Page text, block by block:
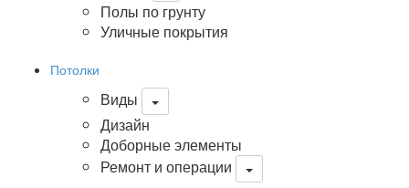
Полы по грунту
Уличные покрытия
Потолки
Виды
Дизайн
Доборные элементы
Ремонт и операции